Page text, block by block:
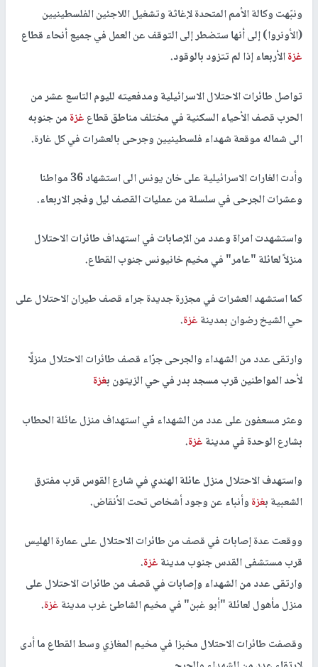
ونبّهت وكالة الأمم المتحدة لإغاثة وتشغيل اللاجئين الفلسطينيين
(الأونروا) إلى أنها ستضطر إلى التوقف عن العمل في جميع أنحاء قطاع
غزةالأربعاء إذا لم تتزود بالوقود.
تواصل طائرات الاحتلال الاسرائيلية ومدفعيته لليوم التاسع عشر من
الحرب قصف الأحياء السكنية في مختلف مناطق قطاعغزةمن جنوبه
الى شماله موقعة شهداء فلسطينيين وجرحى بالعشرات في كل غارة.
وأدت الغارات الاسرائيلية على خان يونس الى استشهاد 36 مواطنا
وعشرات الجرحى في سلسلة من عمليات القصف ليل وفجر الاربعاء.
واستشهدت امراة وعدد من الإصابات في استهداف طائرات الاحتلال
منزلاً لعائلة "عامر" في مخيم خانيونس جنوب القطاع.
كما استشهد العشرات في مجزرة جديدة جراء قصف طيران الاحتلال على
حي الشيخ رضوان بمدينةغزة.
وارتقى عدد من الشهداء والجرحى جرّاء قصف طائرات الاحتلال منزلًا
لأحد المواطنين قرب مسجد بدر في حي الزيتون بغزة
‏وعثر مسعفون على عدد من الشهداء في استهداف منزل عائلة الحطاب
بشارع الوحدة في مدينةغزة.
واستهدف الاحتلال منزل عائلة الهندي في شارع القوس قرب مفترق
الشعبية بغزةوأنباء عن وجود أشخاص تحت الأنقاض.
ووقعت عدة إصابات في قصف من طائرات الاحتلال على عمارة الهليس
قرب مستشفى القدس جنوب مدينةغزة.
وارتقى عدد من الشهداء وإصابات في قصف من طائرات الاحتلال على
منزل مأهول لعائلة "أبو غبن" في مخيم الشاطئ غرب مدينةغزة.
وقصفت طائرات الاحتلال مخبزا في مخيم المغازي وسط القطاع ما أدى